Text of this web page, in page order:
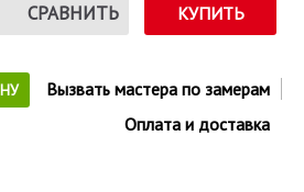
СРАВНИТЬ КУПИТЬ
Вызвать мастера по замерам
Оплата и доставка